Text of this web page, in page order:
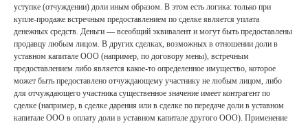
уступке (отчуждении) доли иным образом. В этом есть логика: только при
купле-продаже встречным предоставлением по сделке является уплата
денежных средств. Деньги — всеобщий эквивалент и могут быть предоставлены
продавцу любым лицом. В других сделках, возможных в отношении доли в
уставном капитале ООО (например, по договору мены), встречным
предоставлением либо является какое-то определенное имущество, которое
может быть предоставлено отчуждающему участнику не любым лицом, либо
для отчуждающего участника существенное значение имеет контрагент по
сделке (например, в сделке дарения или в сделке по передаче доли в уставном
капитале ООО в оплату доли в уставном капитале другого ООО). Применение